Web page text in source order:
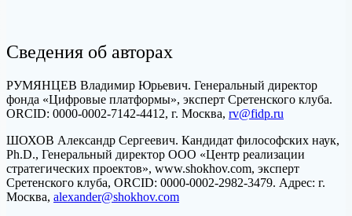
Сведения об авторах
РУМЯНЦЕВ Владимир Юрьевич. Генеральный директор
фонда «Цифровые платформы», эксперт Сретенского клуба.
ORCID: 0000-0002-7142-4412, г. Москва, rv@fidp.ru
ШОХОВ Александр Сергеевич. Кандидат философских наук,
Ph.D., Генеральный директор ООО «Центр реализации
стратегических проектов», www.shokhov.com, эксперт
Сретенского клуба, ORCID: 0000-0002-2982-3479. Адрес: г.
Москва, alexander@shokhov.com